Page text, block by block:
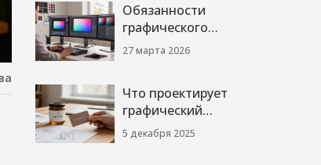
Обязанности
графического
дизайнера:
полный список
2026 году
27 марта 2026
Что проектирует
графический
дизайнер: от
логотипов до
5 декабря 2025